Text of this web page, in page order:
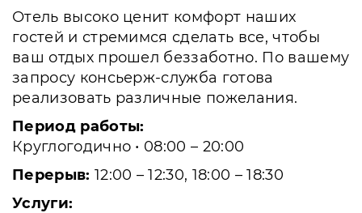
Отель высоко ценит комфорт наших
гостей и стремимся сделать все, чтобы
ваш отдых прошел беззаботно. По вашему
запросу консьерж-служба готова
реализовать различные пожелания.
Период работы:
Круглогодично • 08:00 – 20:00
Перерыв: 12:00 – 12:30, 18:00 – 18:30
Услуги: